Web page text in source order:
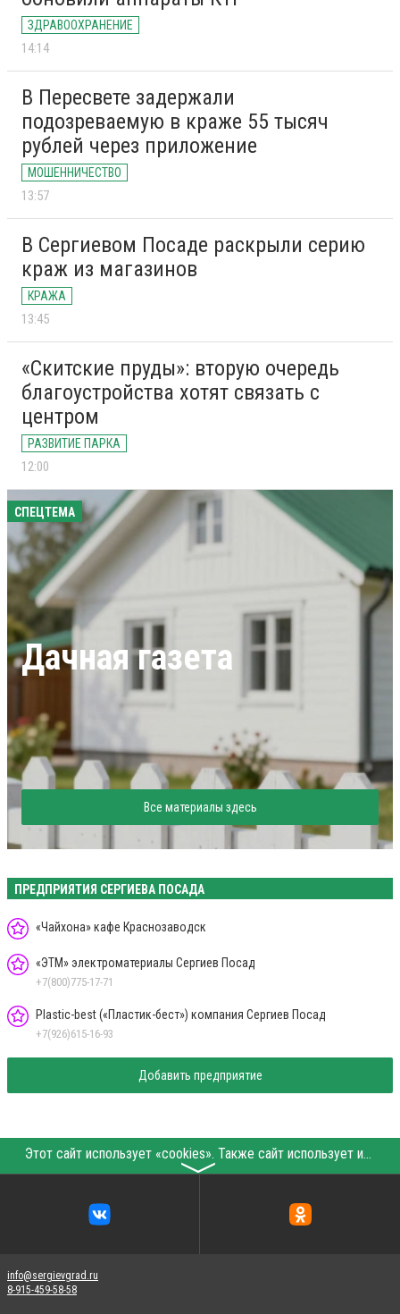
ЗДРАВООХРАНЕНИЕ
14:14
В Пересвете задержали
подозреваемую в краже 55 тысяч
рублей через приложение
МОШЕННИЧЕСТВО
13:57
В Сергиевом Посаде раскрыли серию
краж из магазинов
КРАЖА
13:45
«Скитские пруды»: вторую очередь
благоустройства хотят связать с
центром
РАЗВИТИЕ ПАРКА
12:00
СПЕЦТЕМА
Дачная газета
Все материалы здесь
ПРЕДПРИЯТИЯ СЕРГИЕВА ПОСАДА
«Чайхона» кафе Краснозаводск
«ЭТМ» электроматериалы Сергиев Посад
+7(800)775-17-71
Plastic-best («Пластик-бест») компания Сергиев Посад
+7(926)615-16-93
Добавить предприятие
Этот сайт использует «cookies». Также сайт использует интернет-сервис для сбора технических данных касательно посетителей с целью получения маркетинговой и статистической информации. Условия обработки данных посетителей сайта см.
〉
info@sergievgrad.ru
8-915-459-58-58